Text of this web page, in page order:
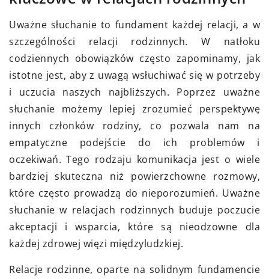
Uważne słuchanie to fundament każdej relacji, a w
szczególności relacji rodzinnych. W natłoku
codziennych obowiązków często zapominamy, jak
istotne jest, aby z uwagą wsłuchiwać się w potrzeby
i uczucia naszych najbliższych. Poprzez uważne
słuchanie możemy lepiej zrozumieć perspektywę
innych członków rodziny, co pozwala nam na
empatyczne podejście do ich problemów i
oczekiwań. Tego rodzaju komunikacja jest o wiele
bardziej skuteczna niż powierzchowne rozmowy,
które często prowadzą do nieporozumień. Uważne
słuchanie w relacjach rodzinnych buduje poczucie
akceptacji i wsparcia, które są nieodzowne dla
każdej zdrowej więzi międzyludzkiej.
Relacje rodzinne, oparte na solidnym fundamencie